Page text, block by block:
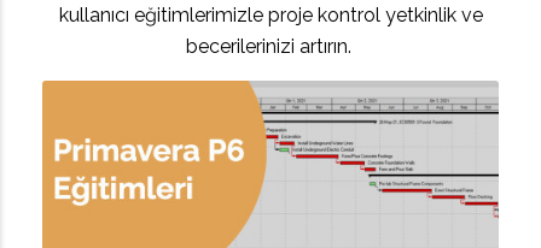
kullanıcı eğitimlerimizle proje kontrol yetkinlik ve
becerilerinizi artırın.